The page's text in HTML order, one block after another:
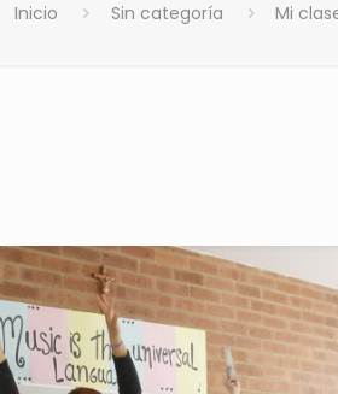
Inicio Sin categoría Mi